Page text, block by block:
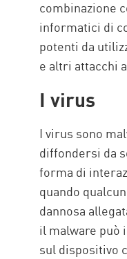
combinazione
informatici di
potenti da
e altri attacchi
I virus
I virus sono
diffondersi da
forma di
quando
dannosa
il malware può
sul dispositivo